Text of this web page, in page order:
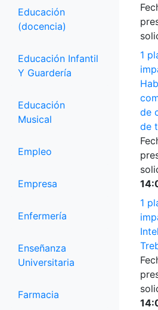
Educación
(docencia)
Educación Infantil
Y Guardería
Educación
Musical
Empleo
Empresa
Enfermería
Enseñanza
Universitaria
Farmacia
1
de
de
1